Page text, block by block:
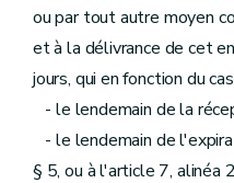
ou par tout autre moyen
et à la délivrance de cet
jours, qui en fonction du
- le lendemain de la
- le lendemain de
§ 5, ou à l'article 7, alinéa